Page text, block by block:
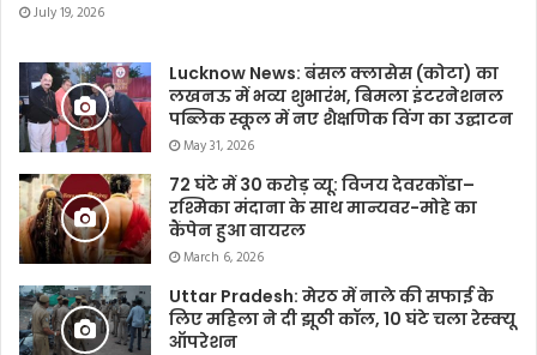
July 19, 2026
Lucknow News: बंसल क्लासेस (कोटा) का
लखनऊ में भव्य शुभारंभ, बिमला इंटरनेशनल
पब्लिक स्कूल में नए शैक्षणिक विंग का उद्घाटन
May 31, 2026
72 घंटे में 30 करोड़ व्यू: विजय देवरकोंडा–
रश्मिका मंदाना के साथ मान्यवर-मोहे का
कैंपेन हुआ वायरल
March 6, 2026
Uttar Pradesh: मेरठ में नाले की सफाई के
लिए महिला ने दी झूठी कॉल, 10 घंटे चला रेस्क्यू
ऑपरेशन